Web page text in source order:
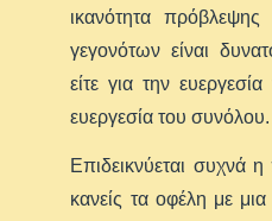
ικανότητα
γεγονότων είναι
είτε για την
ευεργεσία του συνόλου.
Επιδεικνύεται συχνά
κανείς τα οφέλη με